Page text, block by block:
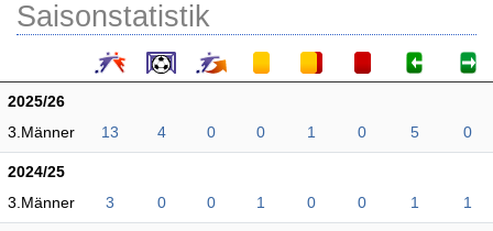
Saisonstatistik
2025/26
3.Männer
13 4 0 0 1 0 5 0
2024/25
3.Männer
3 0 0 1 0 0 1 1